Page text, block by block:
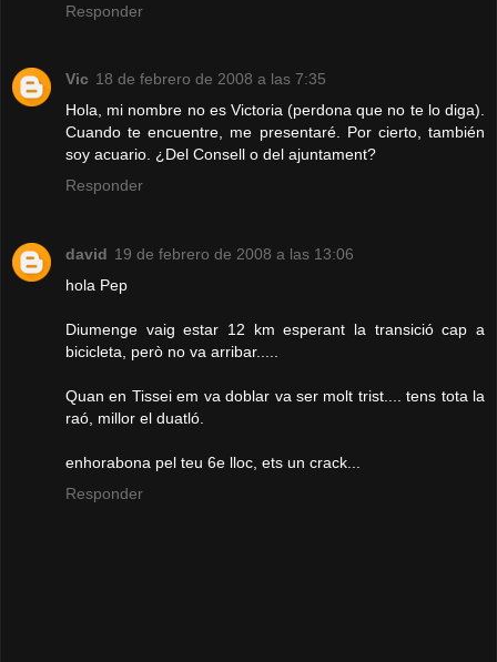
Responder
Vic 18 de febrero de 2008 a las 7:35
Hola, mi nombre no es Victoria (perdona que no te lo diga).
Cuando te encuentre, me presentaré. Por cierto, también
soy acuario. ¿Del Consell o del ajuntament?
Responder
david 19 de febrero de 2008 a las 13:06
hola Pep
Diumenge vaig estar 12 km esperant la transició cap a
bicicleta, però no va arribar.....
Quan en Tissei em va doblar va ser molt trist.... tens tota la
raó, millor el duatló.
enhorabona pel teu 6e lloc, ets un crack...
Responder